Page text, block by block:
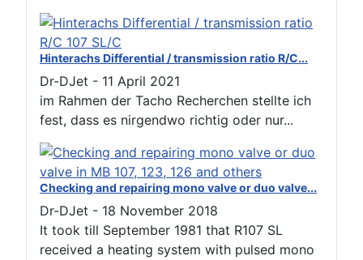
Hinterachs Differential / transmission ratio R/C...
Dr-DJet - 11 April 2021
im Rahmen der Tacho Recherchen stellte ich
fest, dass es nirgendwo richtig oder nur...
Checking and repairing mono valve or duo valve...
Dr-DJet - 18 November 2018
It took till September 1981 that R107 SL
received a heating system with pulsed mono